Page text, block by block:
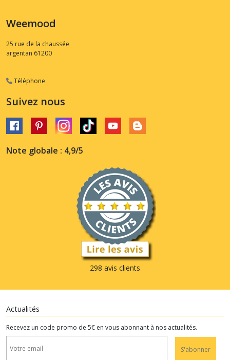
Weemood
25 rue de la chaussée
argentan 61200
Téléphone
Suivez nous
Note globale : 4,9/5
298 avis clients
Actualités
Recevez un code promo de 5€ en vous abonnant à nos actualités.
S'abonner